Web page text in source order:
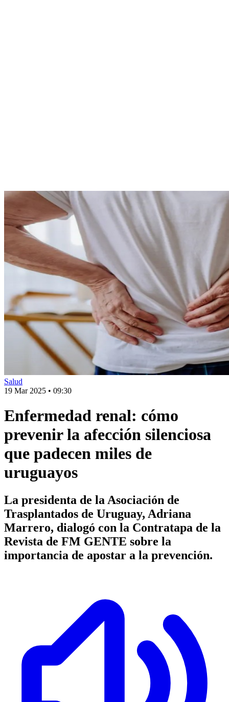
Salud
19 Mar 2025 • 09:30
Enfermedad renal: cómo
prevenir la afección silenciosa
que padecen miles de
uruguayos
La presidenta de la Asociación de
Trasplantados de Uruguay, Adriana
Marrero, dialogó con la Contratapa de la
Revista de FM GENTE sobre la
importancia de apostar a la prevención.